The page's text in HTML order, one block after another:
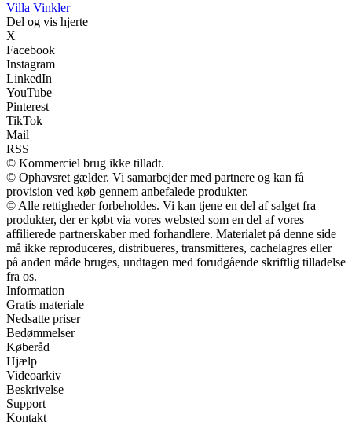
Villa Vinkler
Del og vis hjerte
X
Facebook
Instagram
LinkedIn
YouTube
Pinterest
TikTok
Mail
RSS
© Kommerciel brug ikke tilladt.
© Ophavsret gælder. Vi samarbejder med partnere og kan få
provision ved køb gennem anbefalede produkter.
© Alle rettigheder forbeholdes. Vi kan tjene en del af salget fra
produkter, der er købt via vores websted som en del af vores
affilierede partnerskaber med forhandlere. Materialet på denne side
må ikke reproduceres, distribueres, transmitteres, cachelagres eller
på anden måde bruges, undtagen med forudgående skriftlig tilladelse
fra os.
Information
Gratis materiale
Nedsatte priser
Bedømmelser
Køberåd
Hjælp
Videoarkiv
Beskrivelse
Support
Kontakt